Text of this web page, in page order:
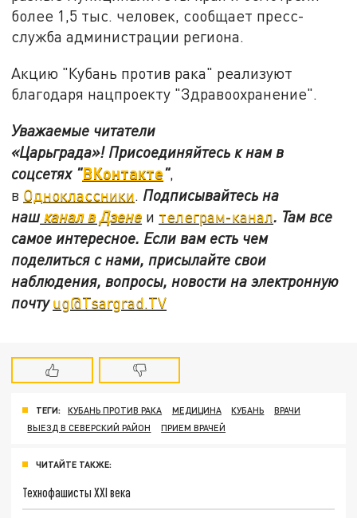
более 1,5 тыс. человек, сообщает пресс-
служба администрации региона.
Акцию "Кубань против рака" реализуют
благодаря нацпроекту "Здравоохранение".
Уважаемые читатели
«Царьграда»! Присоединяйтесь к нам в
соцсетях "ВКонтакте",
в Одноклассники. Подписывайтесь на
нашканал в Дзене и телеграм-канал. Там все
самое интересное. Если вам есть чем
поделиться с нами, присылайте свои
наблюдения, вопросы, новости на электронную
почтуug@Tsargrad.TV
ТЕГИ: КУБАНЬ ПРОТИВ РАКА МЕДИЦИНА КУБАНЬ
ВРАЧИ
ВЫЕЗД В СЕВЕРСКИЙ РАЙОН
ПРИЕМ ВРАЧЕЙ
ЧИТАЙТЕ ТАКЖЕ:
Технофашисты XXI века